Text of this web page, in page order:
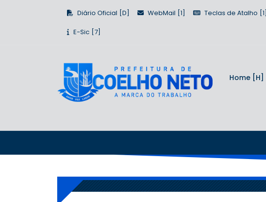
Diário Oficial WebMail Teclas de Atalho
E-Sic
Home